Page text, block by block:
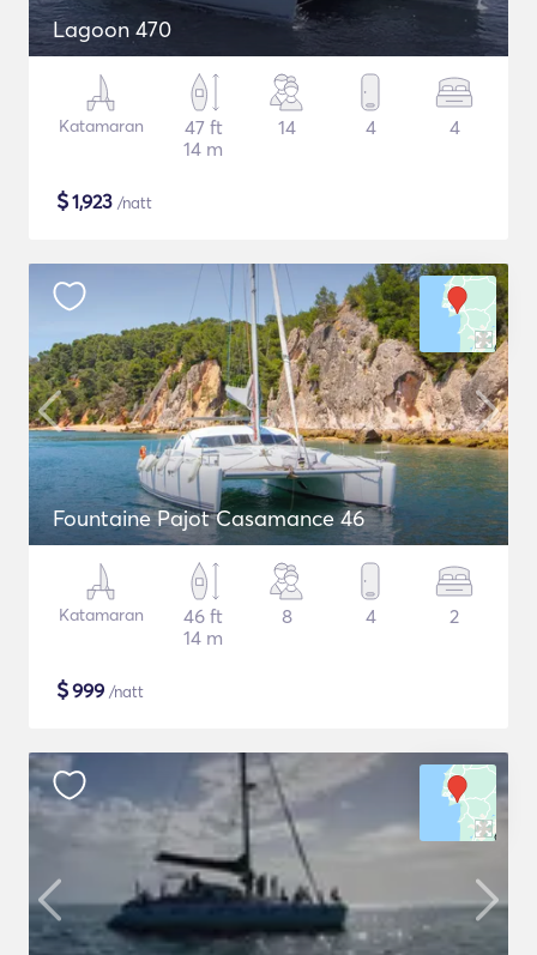
Lagoon 470
Katamaran
47 ft
14 m
14 4 4
$1,923 /natt
Fountaine Pajot Casamance 46
Katamaran
46 ft
14 m
8 4 2
$999 /natt